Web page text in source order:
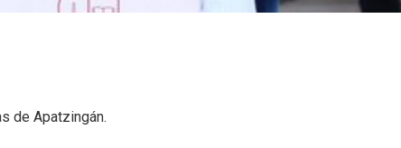
de Apatzingán.